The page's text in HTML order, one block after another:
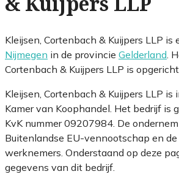
Kleijsen, Cortenbach & Kuijpers LLP is
Nijmegen in de provincie Gelderland .
Cortenbach & Kuijpers LLP is
Kleijsen, Cortenbach & Kuijpers LLP is
Kamer van Koophandel. Het bedrijf is
KvK nummer 09207984. De
Buitenlandse EU-vennootschap en
werknemers. Onderstaand op deze
gegevens van dit bedrijf.